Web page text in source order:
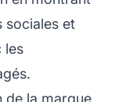
sociales et
les
de la marque